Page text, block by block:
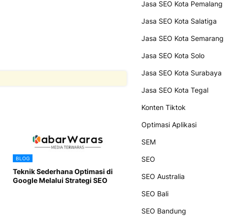
BLOG
Teknik Sederhana Optimasi di
Google Melalui Strategi SEO
Jasa SEO Kota Pemalang
Jasa SEO Kota Salatiga
Jasa SEO Kota Semarang
Jasa SEO Kota Solo
Jasa SEO Kota Surabaya
Jasa SEO Kota Tegal
Konten Tiktok
Optimasi Aplikasi
SEM
SEO
SEO Australia
SEO Bali
SEO Bandung